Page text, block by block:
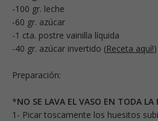
-100 gr. leche
-60 gr. azúcar
-1 cta. postre vainilla líquida
-40 gr. azúcar invertido (Receta aquí!)
Preparación:
*NO SE LAVA EL VASO EN TODA LA
1- Picar toscamente los huesitos